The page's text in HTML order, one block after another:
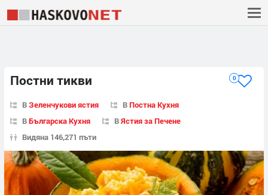
Постни тикви 0
ВЗеленчукови ястия ВПостна Кухня
ВБългарска Кухня ВЯстия за Печене
Видяна 146,271 пъти